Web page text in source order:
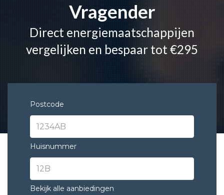
Vragender
Direct energiemaatschappijen
vergelijken en bespaar tot €295
Postcode
Huisnummer
Bekijk alle aanbiedingen